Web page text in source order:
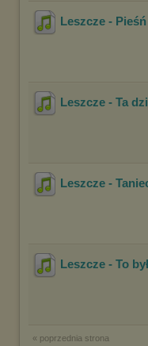
Leszcze -
Leszcze - Ta
Leszcze -
Leszcze - To
« poprzednia strona